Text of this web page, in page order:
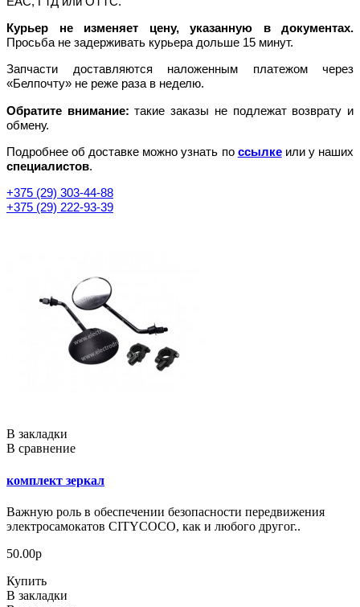
Курьер не изменяет цену, указанную в документах.
Просьба не задерживать курьера дольше 15 минут.
Запчасти доставляются наложенным платежом через
«Белпочту» не реже раза в неделю.
Обратите внимание: такие заказы не подлежат возврату и
обмену.
Подробнее об доставке можно узнать по ссылкеили у наших
специалистов.
+375 (29) 303-44-88
+375 (29) 222-93-39
В закладки
В сравнение
комплект зеркал
Важную роль в обеспечении безопасности передвижения
электросамокатов CITYCOCO, как и любого другог..
50.00р
Купить
В закладки